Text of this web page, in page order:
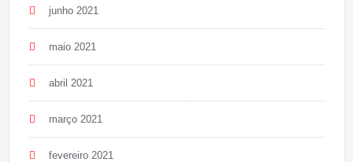
junho 2021
maio 2021
abril 2021
março 2021
fevereiro 2021